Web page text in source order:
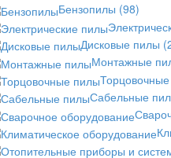
Бензопилы (98)
Дисковые пилы
Монтажные
Сабельные